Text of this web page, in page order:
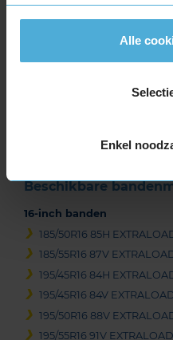
Alle
Enkel
Beschikbare
16-inch banden
185/50R16 85H
185/55R16 87V
195/45R16 84H
195/45R16 84V
195/50R16 88V
195/55R16 91V EXTRALOAD